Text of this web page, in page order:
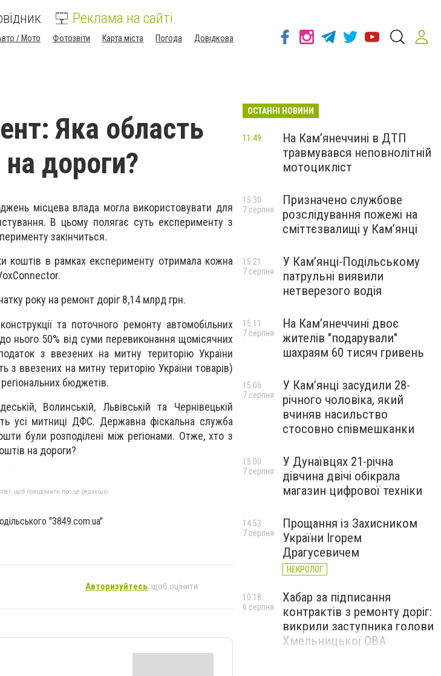
Реклама на сайті
/ Мото Фотозвіти Карта міста Погода
Довідкова
Яка область
дороги?
місцева влада могла використовувати для
В цьому полягає суть експерименту з
закінчиться.
коштів в рамках експерименту отримала кожна
року на ремонт доріг 8,14 млрд грн.
та поточного ремонту автомобільних
нього 50% від суми перевиконання щомісячних
з ввезених на митну територію України
з ввезених на митну територію України товарів)
бюджетів.
Волинській, Львівській та Чернівецькій
усі митниці ДФС. Державна фіскальна служба
були розподілені між регіонами. Отже, хто з
на дороги?
щоб повідомити про це редакцію
"3849.com.ua"
Авторизуйтесь, щоб оцінити
ОСТАННІ НОВИНИ
На Кам’янеччині в ДТП
травмувався неповнолітній
мотоцикліст
11:49
Призначено службове
розслідування пожежі на
сміттєзвалищі у Кам’янці
15:30
7 серпня
У Кам’янці-Подільському
патрульні виявили
нетверезого водія
15:21
7 серпня
На Камʼянеччині двоє
жителів "подарували"
шахраям 60 тисяч гривень
15:11
7 серпня
У Камʼянці засудили 28-
річного чоловіка, який
вчиняв насильство
стосовно співмешканки
15:06
7 серпня
У Дунаївцях 21-річна
дівчина двічі обікрала
магазин цифрової техніки
15:00
7 серпня
Прощання із Захисником
України Ігорем
Драгусевичем
НЕКРОЛОГ
14:53
7 серпня
Хабар за підписання
контрактів з ремонту доріг:
викрили заступника голови
Хмельницької ОВА
10:18
6 серпня